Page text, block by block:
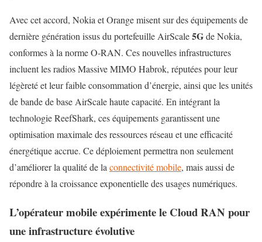
Avec cet accord, Nokia et Orange misent sur des équipements de
dernière génération issus du portefeuille AirScale5Gde Nokia,
conformes à la norme O-RAN. Ces nouvelles infrastructures
incluent les radios Massive MIMO Habrok, réputées pour leur
légèreté et leur faible consommation d’énergie, ainsi que les unités
de bande de base AirScale haute capacité. En intégrant la
technologie ReefShark, ces équipements garantissent une
optimisation maximale des ressources réseau et une efficacité
énergétique accrue. Ce déploiement permettra non seulement
d’améliorer la qualité de la connectivité mobile, mais aussi de
répondre à la croissance exponentielle des usages numériques.
L’opérateur mobile expérimente le Cloud RAN pour
une infrastructure évolutive